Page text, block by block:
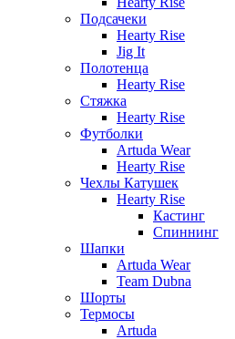
Подсачеки
Hearty Rise
Jig It
Полотенца
Hearty Rise
Стяжка
Hearty Rise
Футболки
Artuda Wear
Hearty Rise
Чехлы Катушек
Hearty Rise
Кастинг
Спиннинг
Шапки
Artuda Wear
Team Dubna
Шорты
Термосы
Artuda